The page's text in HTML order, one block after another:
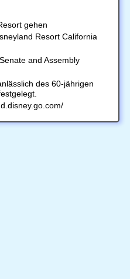
gehen
Resort California
and Assembly
des 60-jährigen